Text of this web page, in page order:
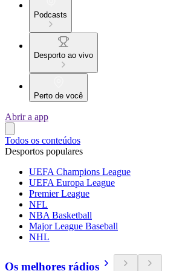
Podcasts
Desporto ao vivo
Perto de você
Abrir a app
Todos os conteúdos
Desportos populares
UEFA Champions League
UEFA Europa League
Premier League
NFL
NBA Basketball
Major League Baseball
NHL
Os melhores rádios